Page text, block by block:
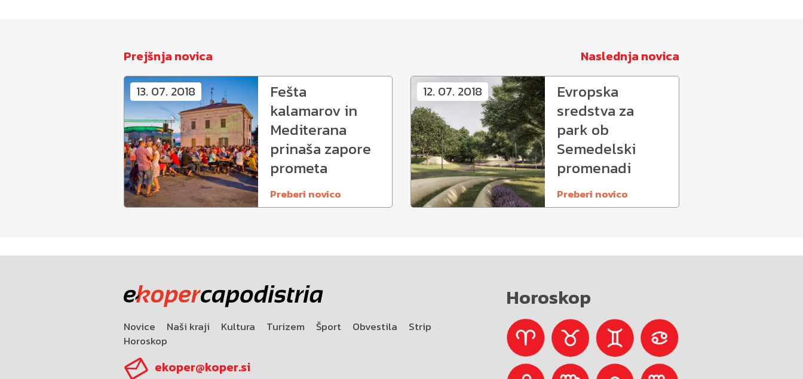
Prejšnja novica
Naslednja novica
13. 07. 2018
Fešta
kalamarov in
Mediterana
prinaša zapore
prometa
Preberi novico
12. 07. 2018
Evropska
sredstva za
park ob
Semedelski
promenadi
Preberi novico
Novice Naši kraji Kultura Turizem Šport Obvestila
Strip
Horoskop
ekoper@koper.si
Horoskop